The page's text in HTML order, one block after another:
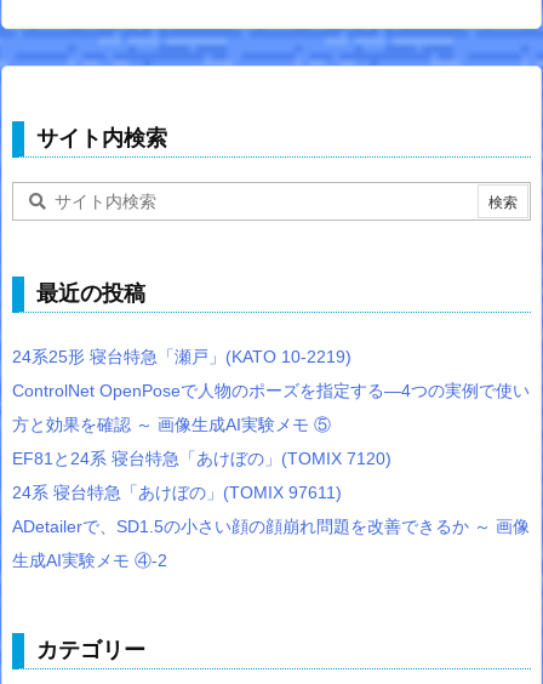
サイト内検索
最近の投稿
24系25形 寝台特急「瀬戸」(KATO 10-2219)
ControlNet OpenPoseで人物のポーズを指定する―4つの実例で使い
方と効果を確認 ～ 画像生成AI実験メモ ⑤
EF81と24系 寝台特急「あけぼの」(TOMIX 7120)
24系 寝台特急「あけぼの」(TOMIX 97611)
ADetailerで、SD1.5の小さい顔の顔崩れ問題を改善できるか ～ 画像
生成AI実験メモ ④-2
カテゴリー